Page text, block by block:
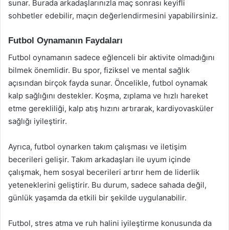
sunar. Burada arkadaşlarınızla maç sonrası keyifli
sohbetler edebilir, maçın değerlendirmesini yapabilirsiniz.
Futbol Oynamanın Faydaları
Futbol oynamanın sadece eğlenceli bir aktivite olmadığını
bilmek önemlidir. Bu spor, fiziksel ve mental sağlık
açısından birçok fayda sunar. Öncelikle, futbol oynamak
kalp sağlığını destekler. Koşma, zıplama ve hızlı hareket
etme gerekliliği, kalp atış hızını artırarak, kardiyovasküler
sağlığı iyileştirir.
Ayrıca, futbol oynarken takım çalışması ve iletişim
becerileri gelişir. Takım arkadaşları ile uyum içinde
çalışmak, hem sosyal becerileri artırır hem de liderlik
yeteneklerini geliştirir. Bu durum, sadece sahada değil,
günlük yaşamda da etkili bir şekilde uygulanabilir.
Futbol, stres atma ve ruh halini iyileştirme konusunda da